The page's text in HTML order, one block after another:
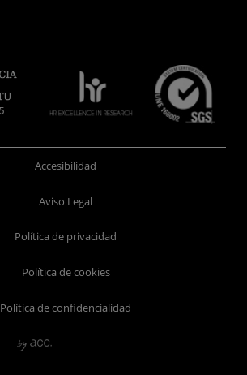
Accesibilidad
Aviso Legal
Política de privacidad
Política de cookies
Política de confidencialidad